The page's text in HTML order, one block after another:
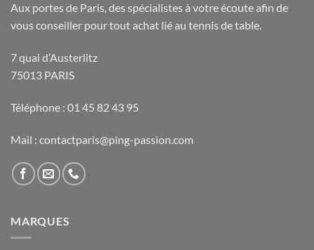
Aux portes de Paris, des spécialistes à votre écoute afin de
vous conseiller pour tout achat lié au tennis de table.
7 quai d’Austerlitz
75013 PARIS
Téléphone : 01 45 82 43 95
Mail : contactparis@ping-passion.com
MARQUES